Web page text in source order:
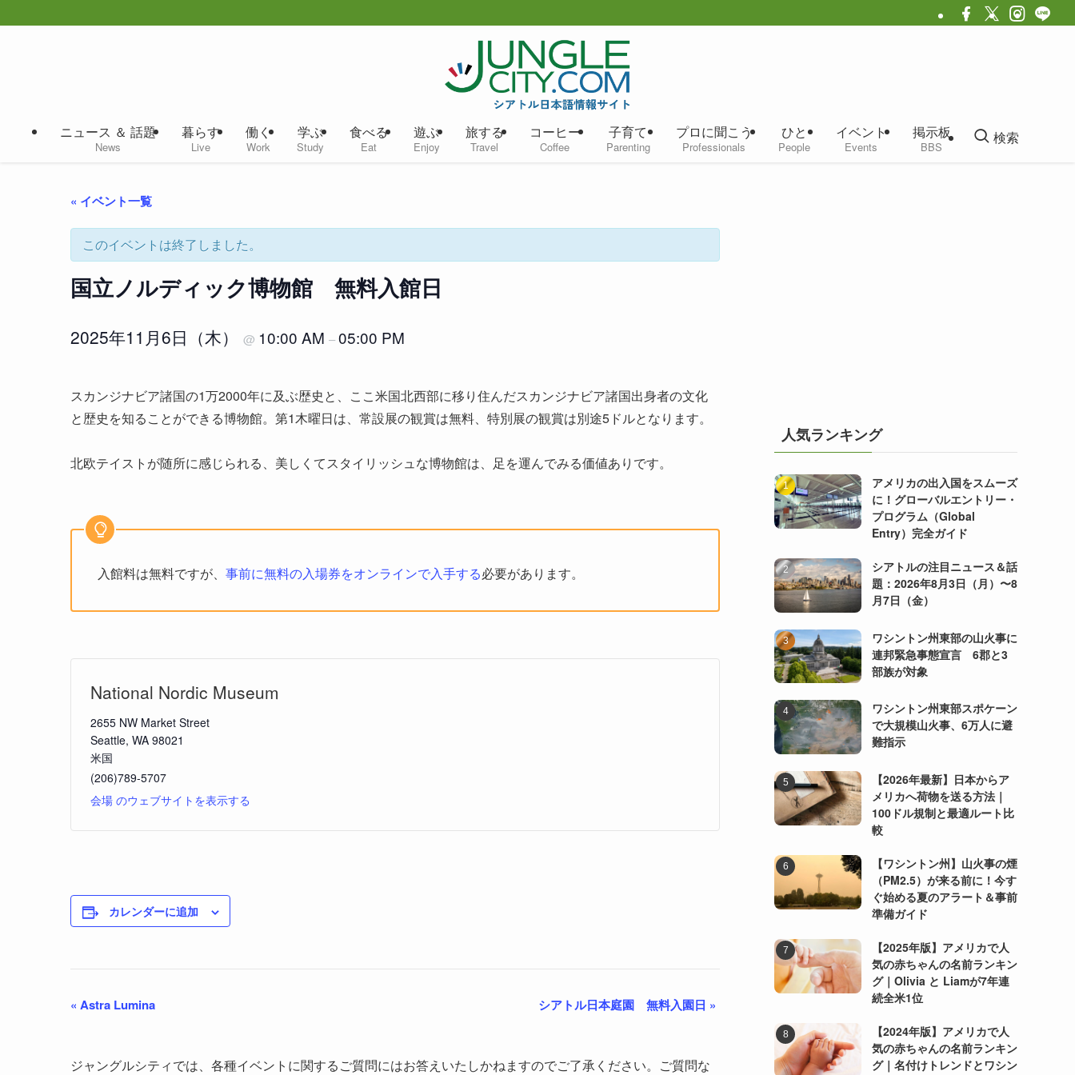
ニュース ＆ 話題
News
暮らす
Live
働く
Work
学ぶ
Study
食べる
Eat
遊ぶ
Enjoy
旅する
Travel
コーヒー
Coffee
子育て
Parenting
プロに聞こう
Professionals
ひと
People
イベント
Events
掲示板
BBS
検索
« イベント一覧
このイベントは終了しました。
国立ノルディック博物館 無料入館日
2025年11月6日（木） @ 10:00 AM –05:00 PM
スカンジナビア諸国の1万2000年に及ぶ歴史と、ここ米国北西部に移り住んだスカンジナビア諸国出身者の文化
と歴史を知ることができる博物館。第1木曜日は、常設展の観賞は無料、特別展の観賞は別途5ドルとなります。
北欧テイストが随所に感じられる、美しくてスタイリッシュな博物館は、足を運んでみる価値ありです。
入館料は無料ですが、 事前に無料の入場券をオンラインで入手する必要があります。
National Nordic Museum
2655 NW Market Street
Seattle, WA 98021
米国
(206)789-5707
会場 のウェブサイトを表示する
カレンダーに追加
« Astra Lumina シアトル日本庭園 無料入園日 »
ジャングルシティでは、各種イベントに関するご質問にはお答えいたしかねますのでご了承ください。ご質問な
人気ランキング
アメリカの出入国をスムーズ
に！グローバルエントリー・
プログラム（Global
Entry）完全ガイド
シアトルの注目ニュース＆話
題：2026年8月3日（月）〜8
月7日（金）
ワシントン州東部の山火事に
連邦緊急事態宣言 6郡と3
部族が対象
ワシントン州東部スポケーン
で大規模山火事、6万人に避
難指示
【2026年最新】日本からア
メリカへ荷物を送る方法｜
100ドル規制と最適ルート比
較
【ワシントン州】山火事の煙
（PM2.5）が来る前に！今す
ぐ始める夏のアラート＆事前
準備ガイド
【2025年版】アメリカで人
気の赤ちゃんの名前ランキン
グ｜Olivia と Liamが7年連
続全米1位
【2024年版】アメリカで人
気の赤ちゃんの名前ランキン
グ｜名付けトレンドとワシン